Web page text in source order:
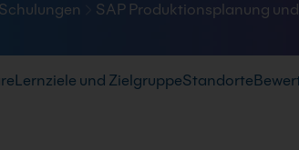
SAP Produktionsplanung
Lernziele und ZielgruppeStandorte